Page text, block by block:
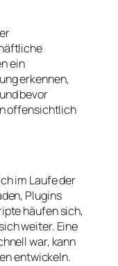
ein
erkennen,
bevor
offensichtlich
im Laufe der
Plugins
häufen sich,
weiter. Eine
war, kann
entwickeln.